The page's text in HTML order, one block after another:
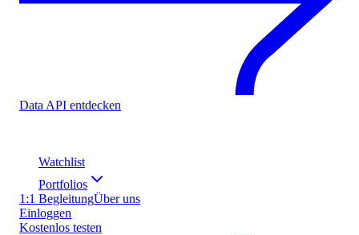
Data API entdecken
Watchlist
Portfolios
1:1 BegleitungÜber uns
Einloggen
Kostenlos testen